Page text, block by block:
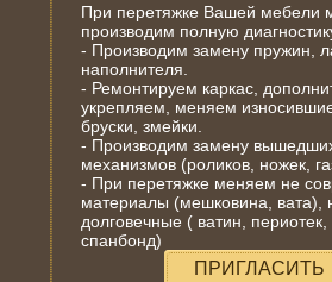
При перетяжке Вашей мебели
производим полную
- Производим замену пружин,
наполнителя.
- Ремонтируем каркас,
укрепляем, меняем
бруски, змейки.
- Производим замену
механизмов (роликов, ножек,
- При перетяжке меняем не
материалы (мешковина, вата),
долговечные ( ватин,
спанбонд)
ПРИГЛАСИТЬ